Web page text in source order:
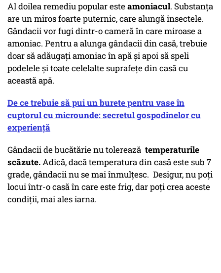
Al doilea remediu popular esteamoniacul. Substanța
are un miros foarte puternic, care alungă insectele.
Gândacii vor fugi dintr-o cameră în care miroase a
amoniac. Pentru a alunga gândacii din casă, trebuie
doar să adăugați amoniac în apă și apoi să speli
podelele și toate celelalte suprafețe din casă cu
această apă.
De ce trebuie să pui un burete pentru vase în
cuptorul cu microunde: secretul gospodinelor cu
experiență
Gândacii de bucătărie nu tolerează temperaturile
scăzute.Adică, dacă temperatura din casă este sub 7
grade, gândacii nu se mai înmulțesc. Desigur, nu poți
locui într-o casă în care este frig, dar poți crea aceste
condiții, mai ales iarna.